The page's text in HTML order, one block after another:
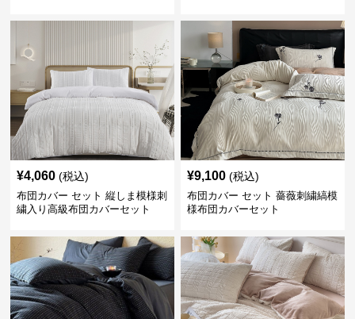
¥4,060 (税込)
布団カバー セット 縦しま模様刺
繍入り高級布団カバーセット
¥9,100 (税込)
布団カバー セット 薔薇刺繍縞模
様布団カバーセット